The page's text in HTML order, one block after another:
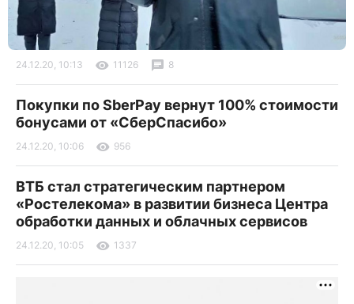
24.12.20, 10:13 11126 8
Покупки по SberPay вернут 100% стоимости
бонусами от «СберСпасибо»
24.12.20, 10:06 956
ВТБ стал стратегическим партнером
«Ростелекома» в развитии бизнеса Центра
обработки данных и облачных сервисов
24.12.20, 10:05 1337